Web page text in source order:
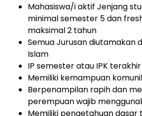
Mahasiswa/i aktif Jenjang
minimal semester 5 dan
maksimal 2 tahun
Semua Jurusan diutamakan
Islam
IP semester atau IPK
Memiliki kemampuan
Berpenampilan rapih dan
perempuan wajib
Memiliki pengetahuan dasar